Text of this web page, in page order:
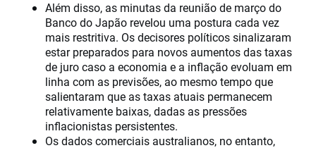
Além disso, as minutas da reunião de março do
Banco do Japão revelou uma postura cada vez
mais restritiva. Os decisores políticos sinalizaram
estar preparados para novos aumentos das taxas
de juro caso a economia e a inflação evoluam em
linha com as previsões, ao mesmo tempo que
salientaram que as taxas atuais permanecem
relativamente baixas, dadas as pressões
inflacionistas persistentes.
Os dados comerciais australianos, no entanto,